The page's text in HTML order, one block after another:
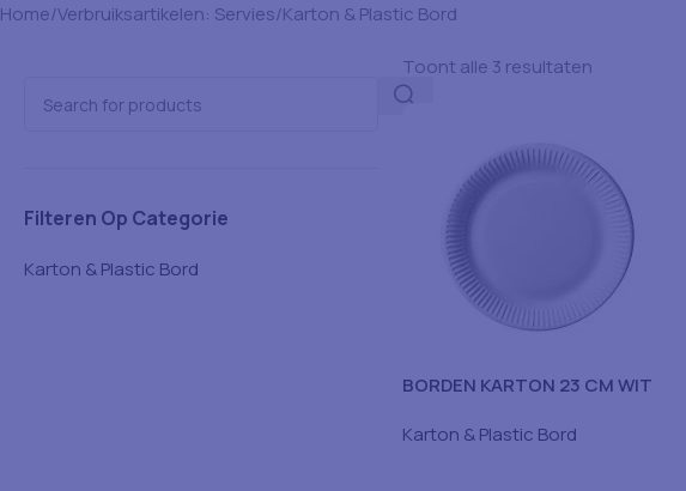
Home Verbruiksartikelen: Servies Karton & Plastic Bord
Filteren Op Categorie
Karton & Plastic Bord
Toont alle 3 resultaten
BORDEN KARTON 23 CM WIT
Karton & Plastic Bord